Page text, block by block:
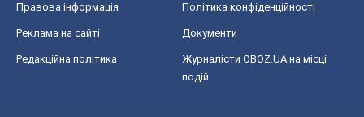
Правова інформація Політика конфіденційності
Реклама на сайті Документи
Редакційна політика
Журналісти OBOZ.UA на місці
подій